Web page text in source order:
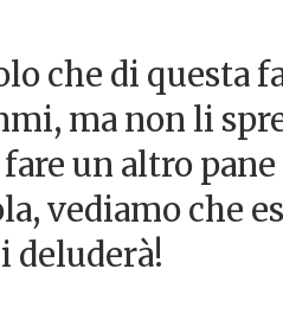
che di questa
ma non li
un altro
vediamo che
deluderà!